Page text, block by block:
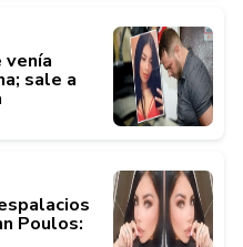
venía
sale a
Poulos: